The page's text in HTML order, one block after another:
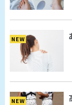
NEW
NEW